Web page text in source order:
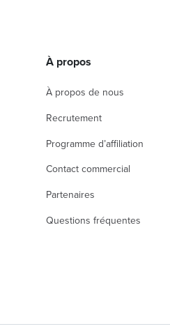
À propos
À propos de nous
Recrutement
Programme d’affiliation
Contact commercial
Partenaires
Questions fréquentes